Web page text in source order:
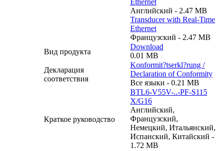
Английский - 2.47 MB
Transducer with Real-Time
Ethernet
Французский - 2.47 MB
Вид продукта
Download
0.01 MB
Декларация
соответствия
Konformit?tserkl?rung /
Declaration of Conformity
Все языки - 0.21 MB
Краткое руководство
BTL6-V55V-..-PF-S115
X/G16
Английский,
Французский,
Немецкий, Итальянский,
Испанский, Китайский -
1.72 MB